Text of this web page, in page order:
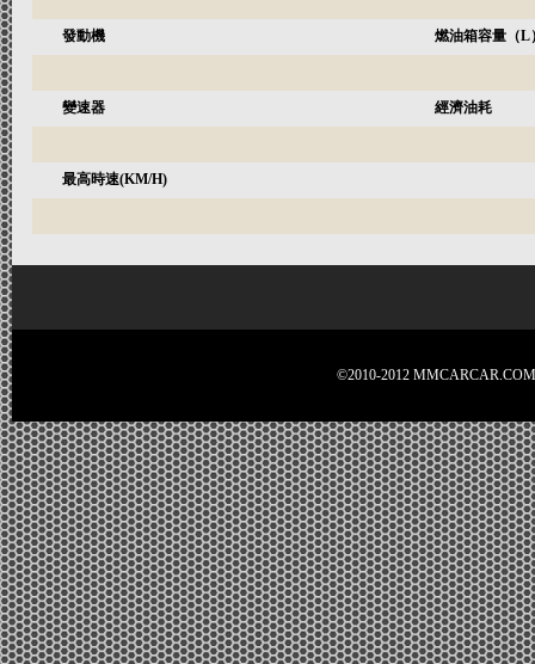
發動機 燃油箱容量（L
變速器 經濟油耗
最高時速(KM/H)
©2010-2012